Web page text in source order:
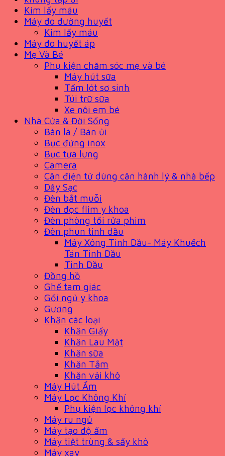
Kim lấy máu
Máy đo đường huyết
Kim lấy máu
Máy đo huyết áp
Mẹ Và Bé
Phụ kiện chăm sóc mẹ và bé
Máy hút sữa
Tấm lót sơ sinh
Túi trữ sữa
Xe nôi em bé
Nhà Cửa & Đời Sống
Bàn là / Bàn ủi
Bục đứng inox
Bục tựa lưng
Camera
Cân điện tử dùng cân hành lý & nhà bếp
Dây Sạc
Đèn bắt muỗi
Đèn đọc flim y khoa
Đèn phòng tối rửa phim
Đèn phun tinh dầu
Máy Xông Tinh Dầu- Máy Khuếch
Tán Tinh Dầu
Tinh Dầu
Đồng hồ
Ghế tam giác
Gối ngủ y khoa
Gương
Khăn các loại
Khăn Giấy
Khăn Lau Mặt
Khăn sữa
Khăn Tắm
Khăn vải khô
Máy Hút Ẩm
Máy Lọc Không Khí
Phụ kiện lọc không khí
Máy ru ngủ
Máy tạo độ ẩm
Máy tiệt trùng & sấy khô
Máy xay